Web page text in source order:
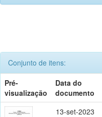
Conjunto de itens:
Pré-
visualização
Data do
documento
13-set-2023